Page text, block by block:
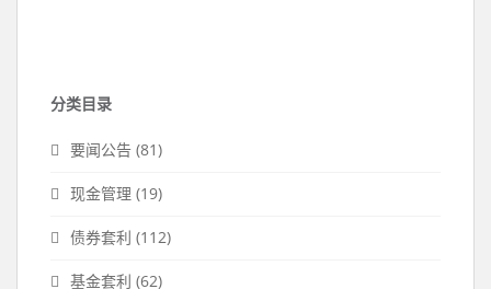
分类目录
要闻公告 (81)
现金管理 (19)
债券套利 (112)
基金套利 (62)